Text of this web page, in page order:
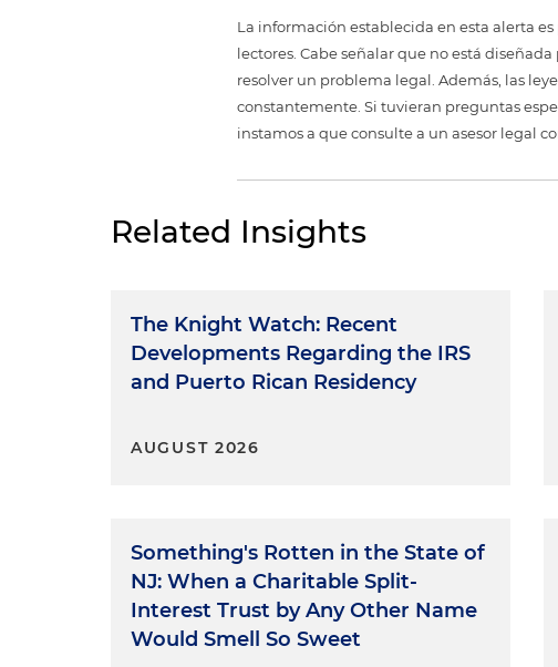
La información establecida en esta alerta
lectores. Cabe señalar que no está
resolver un problema legal. Además, las
constantemente. Si tuvieran preguntas
instamos a que consulte a un asesor legal
Related Insights
The Knight Watch: Recent
Developments Regarding the IRS
and Puerto Rican Residency
AUGUST 2026
Something's Rotten in the State of
NJ: When a Charitable Split-
Interest Trust by Any Other Name
Would Smell So Sweet